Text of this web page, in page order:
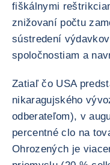
fiškálnymi
znižovaní počtu
sústredení
spoločnostiam a
Zatiaľ čo USA
nikaragujského
odberateľom), v
percentné clo na
Ohrozených je